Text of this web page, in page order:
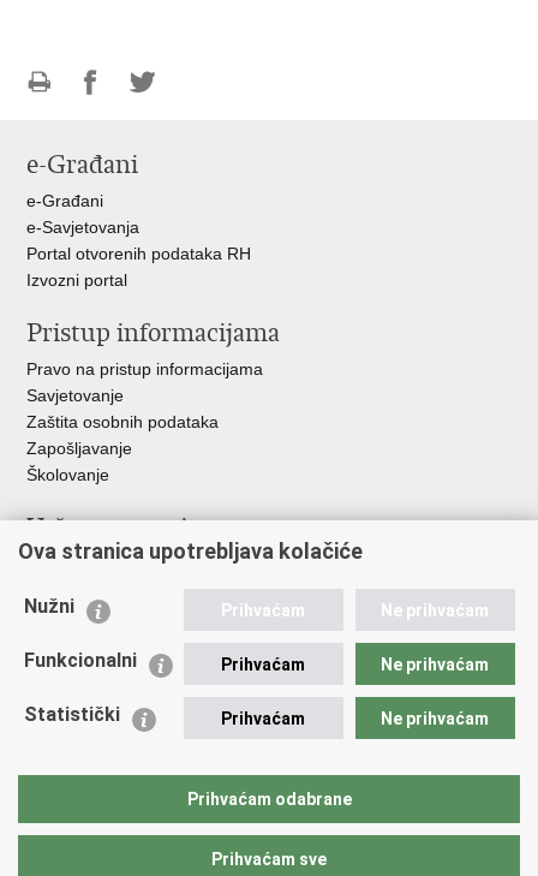
FacebookuTwitteru
e-Građani
e-Građani
e-Savjetovanja
Portal otvorenih podataka RH
Izvozni portal
Pristup informacijama
Pravo na pristup informacijama
Savjetovanje
Zaštita osobnih podataka
Zapošljavanje
Školovanje
Važne poveznice
Ministarstvo unutarnjih poslova
Udruge
Policijska akademija
Zaklada policijske solidarnosti
Vučetić"
Ova stranica upotrebljava kolačiće
Nužni Prihvaćam Ne prihvaćam
Funkcionalni Prihvaćam Ne prihvaćam
Statistički Prihvaćam Ne prihvaćam
Prihvaćam odabrane
Prihvaćam sve